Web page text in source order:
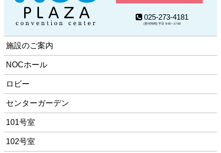
025-273-4181
(受付時間) 平日 9:00～17:00
施設のご案内
NOCホール
ロビー
センターガーデン
101号室
102号室